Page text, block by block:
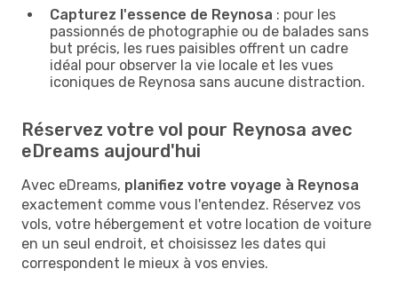
Capturez l'essence de Reynosa : pour les
passionnés de photographie ou de balades sans
but précis, les rues paisibles offrent un cadre
idéal pour observer la vie locale et les vues
iconiques de Reynosa sans aucune distraction.
Réservez votre vol pour Reynosa avec
eDreams aujourd'hui
Avec eDreams, planifiez votre voyage à Reynosa
exactement comme vous l'entendez. Réservez vos
vols, votre hébergement et votre location de voiture
en un seul endroit, et choisissez les dates qui
correspondent le mieux à vos envies.